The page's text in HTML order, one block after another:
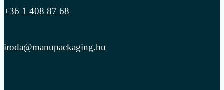
+36 1 408 87 68
iroda@manupackaging.hu